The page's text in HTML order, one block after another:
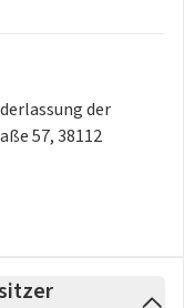
Türen
der
57, 38112